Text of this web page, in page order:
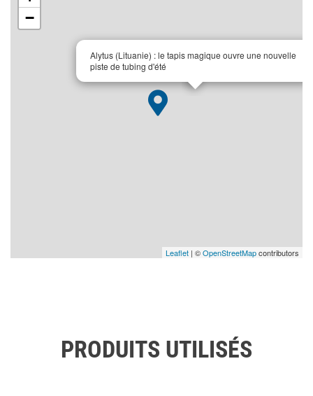
Alytus (Lituanie) : le tapis magique ouvre une nouvelle
piste de tubing d'été
−
Leaflet | ©OpenStreetMapcontributors
PRODUITS UTILISÉS